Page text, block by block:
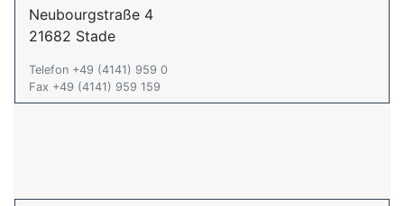
Neubourgstraße 4
21682 Stade
Telefon +49 (4141) 959 0
Fax +49 (4141) 959 159